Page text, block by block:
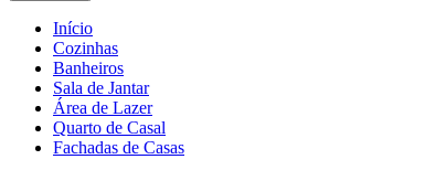
Início
Cozinhas
Banheiros
Sala de Jantar
Área de Lazer
Quarto de Casal
Fachadas de Casas